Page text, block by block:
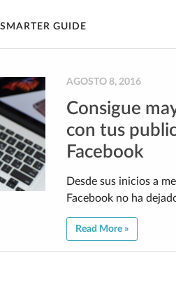
GUIDE
AGOSTO 8, 2016
Consigue
con tus
Facebook
Desde sus inicios a
Facebook no ha
Read More »